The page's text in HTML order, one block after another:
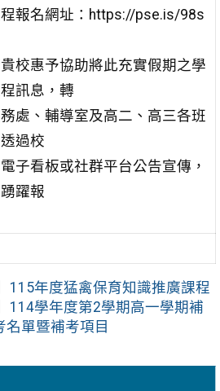
報名網址：https://pse.is/98s
校惠予協助將此充實假期之學
訊息，轉
處、輔導室及高二、高三各班
過校
子看板或社群平台公告宣傳，
躍報
115年度猛禽保育知識推廣課程
114學年度第2學期高一學期補
單暨補考項目